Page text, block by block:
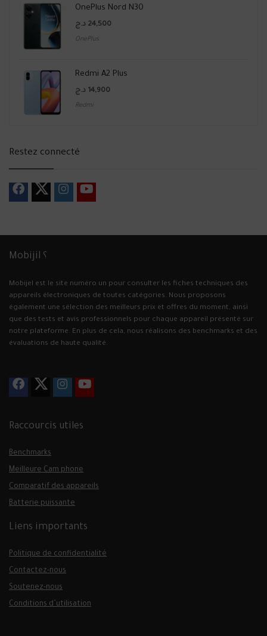
OnePlus Nord N30
24,500 د.ج
OnePlus
Redmi A2 Plus
14,900 د.ج
Redmi
Restez connecté
Mobijil ؟
Mobijel est le site numéro un pour consulter les fiches techniques des
appareils électroniques de toutes catégories. Nous proposons
également une sélection des meilleurs prix et offres du moment, ainsi
que des tests et avis professionnels pour chaque appareil présenté sur
notre plateforme. En plus de cela, nous réalisons des benchmarks et des
évaluations de haute qualité.
Raccourcis utiles
Benchmarks
Meilleure Cam phone
Comparatif des appareils
Batterie puissante
Liens importants
Politique de confidentialité
Contactez-nous
Soutenez-nous
Conditions d’utilisation